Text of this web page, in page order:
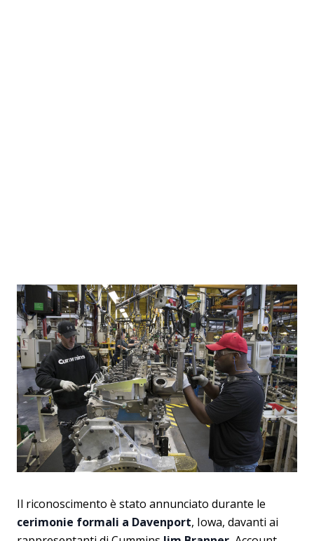
Il riconoscimento è stato annunciato durante le
cerimonie formali a Davenport, Iowa, davanti ai